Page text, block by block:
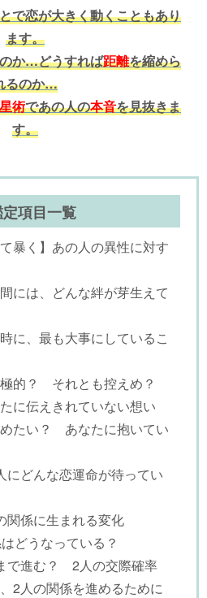
で恋が大きく動くこともあり
ます。
か…どうすれば距離を縮めら
るのか…
術であの人の本音を見抜きま
す。
定項目一覧
暴く】あの人の異性に対す
には、どんな絆が芽生えて
に、最も大事にしているこ
的？ それとも控えめ？
に伝えきれていない想い
めたい？ あなたに抱いてい
どんな恋運命が待ってい
関係に生まれる変化
どうなっている？
で進む？ 2人の交際確率
2人の関係を進めるために